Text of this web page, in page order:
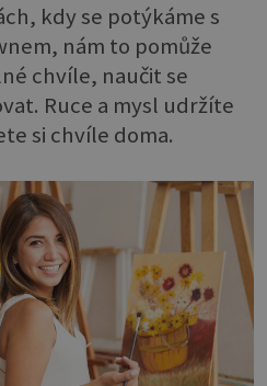
kdy se potýkáme s
nám to pomůže
chvíle, naučit se
Ruce a mysl udržíte
si chvíle doma.